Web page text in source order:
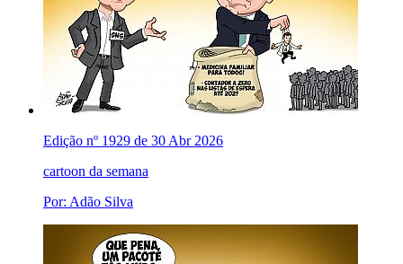
Edição nº 1929 de 30 Abr 2026
cartoon da semana
Por: Adão Silva